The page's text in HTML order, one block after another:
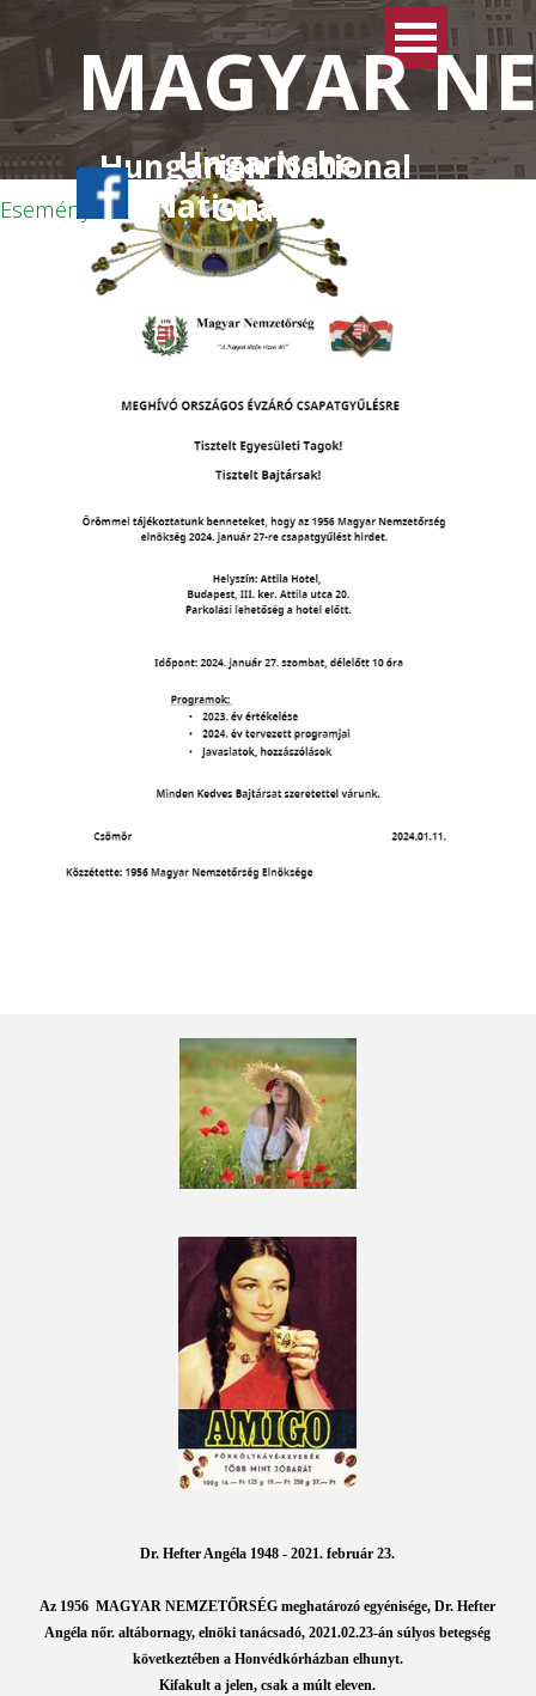
Tartalomhoz ugrás Ugrás a menüre
MAGYAR
Ungarische
Nationalwache
Hungarian National
Guard
Események
Dr. Hefter Angéla 1948 - 2021. február 23.
Az 1956 MAGYAR NEMZETŐRSÉG meghatározó egyénisége,Dr. Hefter
Angéla nőr. altábornagy, elnöki tanácsadó,2021.02.23-án súlyos betegség
következtében a Honvédkórházban elhunyt.
Kifakult a jelen, csak a múlt eleven.